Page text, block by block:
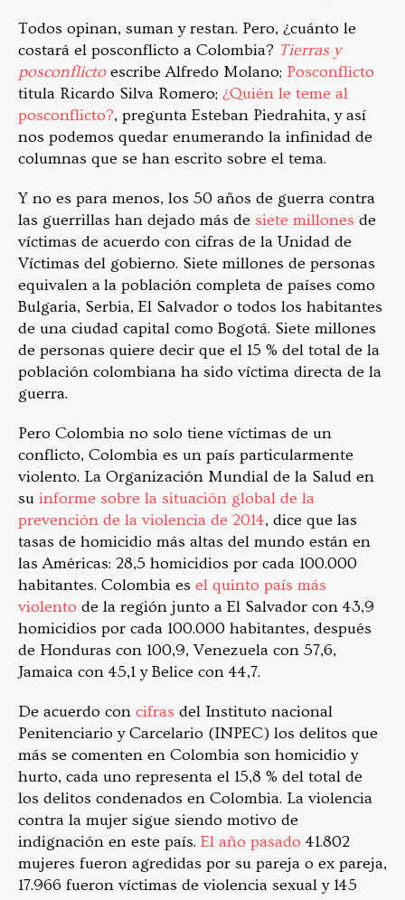
Todos opinan, suman y restan. Pero, ¿cuánto le
costará el posconflicto a Colombia? Tierras y
posconflictoescribe Alfredo Molano; Posconflicto
titula Ricardo Silva Romero; ¿Quién le teme al
posconflicto?, pregunta Esteban Piedrahita, y así
nos podemos quedar enumerando la infinidad de
columnas que se han escrito sobre el tema.
Y no es para menos, los 50 años de guerra contra
las guerrillas han dejado más de siete millones de
víctimas de acuerdo con cifras de la Unidad de
Víctimas del gobierno. Siete millones de personas
equivalen a la población completa de países como
Bulgaria, Serbia, El Salvador o todos los habitantes
de una ciudad capital como Bogotá. Siete millones
de personas quiere decir que el 15 % del total de la
población colombiana ha sido víctima directa de la
guerra.
Pero Colombia no solo tiene víctimas de un
conflicto, Colombia es un país particularmente
violento. La Organización Mundial de la Salud en
su informe sobre la situación global de la
prevención de la violencia de 2014, dice que las
tasas de homicidio más altas del mundo están en
las Américas: 28,5 homicidios por cada 100.000
habitantes. Colombia es el quinto país más
violento de la región junto a El Salvador con 43,9
homicidios por cada 100.000 habitantes, después
de Honduras con 100,9, Venezuela con 57,6,
Jamaica con 45,1 y Belice con 44,7.
De acuerdo con cifras del Instituto nacional
Penitenciario y Carcelario (INPEC) los delitos que
más se comenten en Colombia son homicidio y
hurto, cada uno representa el 15,8 % del total de
los delitos condenados en Colombia. La violencia
contra la mujer sigue siendo motivo de
indignación en este país. El año pasado 41.802
mujeres fueron agredidas por su pareja o ex pareja,
17.966 fueron víctimas de violencia sexual y 145